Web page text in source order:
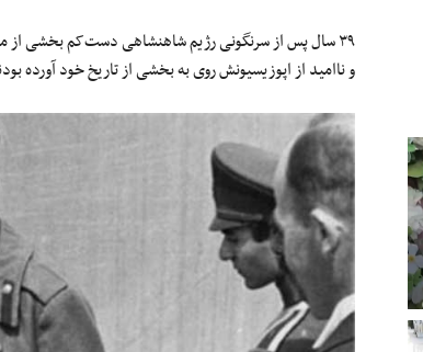
۳۹ سال پس از سرنگونی رژیم شاهنشاهی دست‌کم بخشی از
و ناامید از اپوزیسیونش روی به بخشی از تاریخ خود آورده